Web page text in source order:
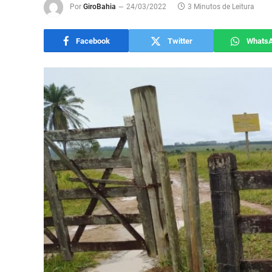
Por GiroBahia 24/03/2022 3 Minutos de Leitura
Facebook Twitter